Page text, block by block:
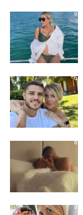
0
0
0
0